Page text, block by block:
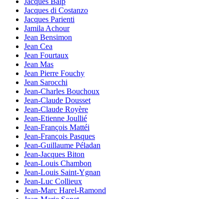
Jacques di Costanzo
Jacques Parienti
Jamila Achour
Jean Bensimon
Jean Cea
Jean Fourtaux
Jean Mas
Jean Pierre Fouchy
Jean Sarocchi
Jean-Charles Bouchoux
Jean-Claude Dousset
Jean-Claude Royère
Jean-Etienne Joullié
Jean-François Mattéi
Jean-François Pasques
Jean-Guillaume Péladan
Jean-Jacques Biton
Jean-Louis Chambon
Jean-Louis Saint-Ygnan
Jean-Luc Collieux
Jean-Marc Harel-Ramond